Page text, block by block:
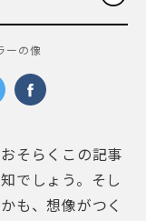
ーの像
そらくこの記事
でしょう。そし
も、想像がつく